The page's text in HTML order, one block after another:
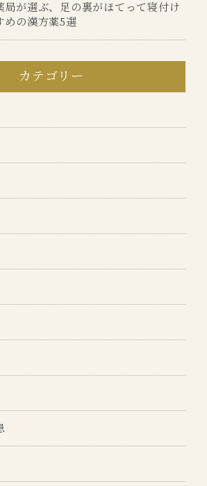
局が選ぶ、足の裏がほてって寝付け
めの漢方薬5選
カテゴリー